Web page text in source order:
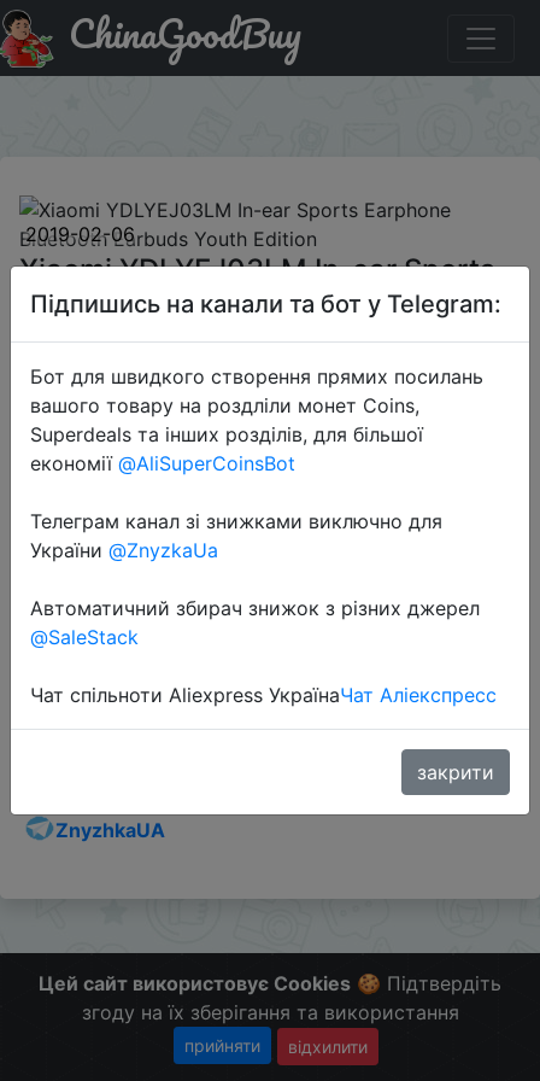
Придбати по знижці GBXYXNKP01 Xiaomi YDLYEJ03LM
In-ear Sports Earphone Bluetooth Earbuds Youth Edition
ChinaGoodBuy
2019-02-06
Xiaomi YDLYEJ03LM In-ear Sports
Earphone Bluetooth Earbuds Youth
Edition
$16.99
Промокод:"GBXYXNKP01"
Слідкуйте за знижками на мобільному, в телеграм
ZnyzhkaUA
Цей сайт використовує Cookies 🍪 Підтвердіть
згоду на їх зберігання та використання
прийняти відхилити
Підпишись на канали та бот у Telegram:
Бот для швидкого створення прямих посилань
вашого товару на роздліли монет Coins,
Superdeals та інших розділів, для більшої
економії @AliSuperCoinsBot
Телеграм канал зі знижками виключно для
України @ZnyzkaUa
Автоматичний збирач знижок з різних джерел
@SaleStack
Чат спільноти Aliexpress УкраїнаЧат Аліекспресс
закрити